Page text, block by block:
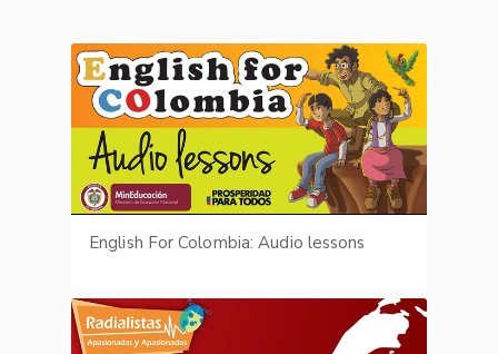
English For Colombia: Audio lessons